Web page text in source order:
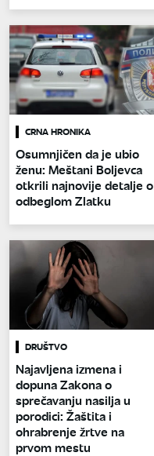
CRNA HRONIKA
Osumnjičen da je ubio
ženu: Meštani Boljevca
otkrili najnovije detalje o
odbeglom Zlatku
DRUŠTVO
Najavljena izmena i
dopuna Zakona o
sprečavanju nasilja u
porodici: Žaštita i
ohrabrenje žrtve na
prvom mestu